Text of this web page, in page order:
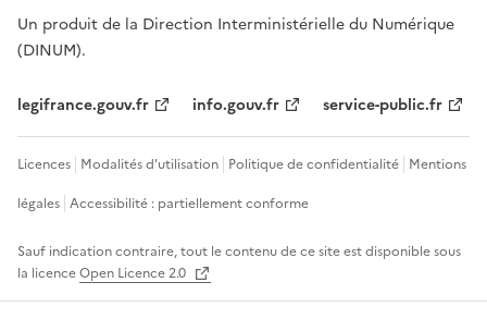
Un produit de la Direction Interministérielle du Numérique
(DINUM).
legifrance.gouv.fr info.gouv.fr service-public.fr
Licences Modalités d'utilisation Politique de confidentialité Mentions
légales Accessibilité : partiellement conforme
Sauf indication contraire, tout le contenu de ce site est disponible sous
la licenceOpen Licence 2.0